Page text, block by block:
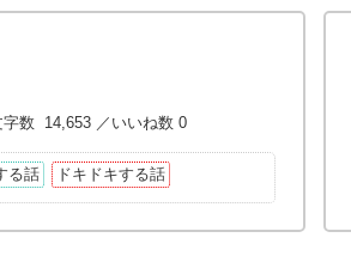
字数 14,653 ／いいね数 0
る話 ドキドキする話